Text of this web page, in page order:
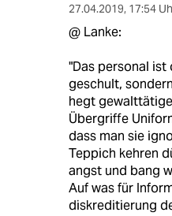
27.04.2019, 17:54
@ Lanke:
"Das personal
geschult,
hegt
Übergriffe
dass man sie
Teppich kehren
angst und bang
Auf was für
diskreditierung